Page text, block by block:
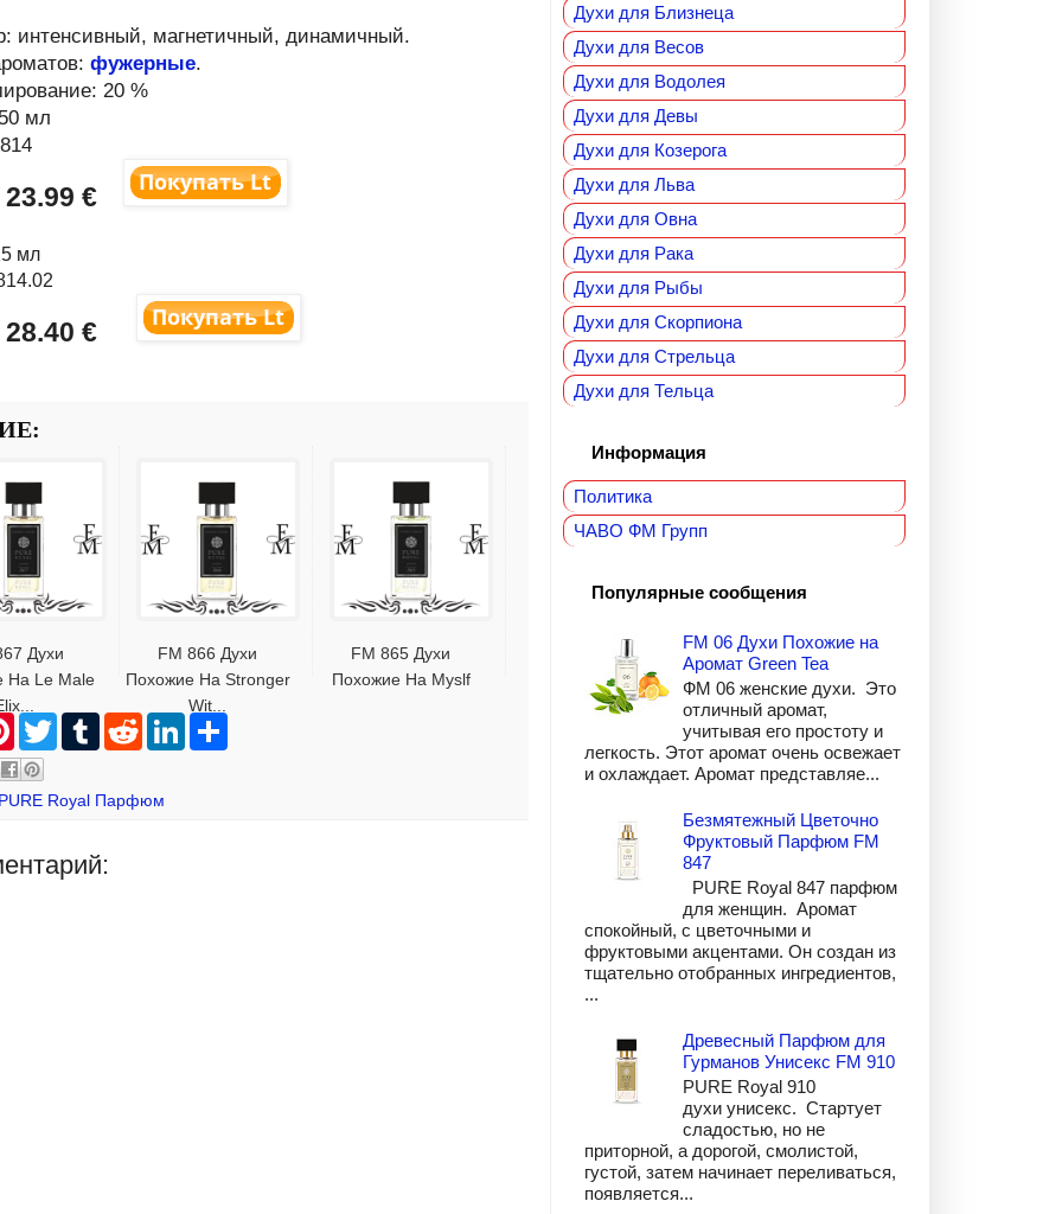
интенсивный, магнетичный, динамичный.
фужерные
20 %
мл
23.99 €
мл
€
Духи
На Le Male
FM 866 Духи
Похожие На Stronger
Wit...
FM 865 Духи
Похожие На Myslf
P
n
t
e
t
T
t
T
l
R
i
L
PURE Royal Парфюм
Духи для Близнеца
Духи для Весов
Духи для Водолея
Духи для Девы
Духи для Козерога
Духи для Льва
Духи для Овна
Духи для Рака
Духи для Рыбы
Духи для Скорпиона
Духи для Стрельца
Духи для Тельца
Информация
Политика
ЧАВО ФМ Групп
Популярные сообщения
FM 06 Духи Похожие на
Аромат Green Tea
ФМ 06 женские духи. Это
отличный аромат,
учитывая его простоту и
легкость. Этот аромат очень освежает
и охлаждает. Аромат представляе...
Безмятежный Цветочно
Фруктовый Парфюм FM
847
PURE Royal 847 парфюм
для женщин. Аромат
спокойный, с цветочными и
фруктовыми акцентами. Он создан из
тщательно отобранных ингредиентов,
...
Древесный Парфюм для
Гурманов Унисекс FM 910
PURE Royal 910
духи унисекс. Стартует
сладостью, но не
приторной, а дорогой, смолистой,
густой, затем начинает переливаться,
появляется...